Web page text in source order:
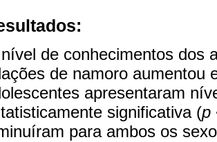
de conhecimentos dos
de namoro aumentou
apresentaram
significativa (p
para ambos os